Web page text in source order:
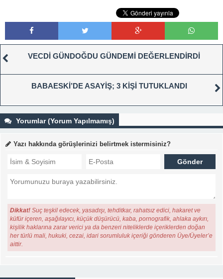
VECDİ GÜNDOĞDU GÜNDEMİ DEĞERLENDİRDİ
BABAESKİ’DE ASAYİŞ; 3 KİŞİ TUTUKLANDI
Yorumlar (Yorum Yapılmamış)
Yazı hakkında görüşlerinizi belirtmek istermisiniz?
Dikkat! Suç teşkil edecek, yasadışı, tehditkar, rahatsız edici, hakaret ve
küfür içeren, aşağılayıcı, küçük düşürücü, kaba, pornografik, ahlaka aykırı,
kişilik haklarına zarar verici ya da benzeri niteliklerde içeriklerden doğan
her türlü mali, hukuki, cezai, idari sorumluluk içeriği gönderen Üye/Üyeler’e
aittir.